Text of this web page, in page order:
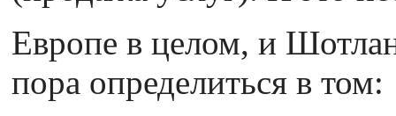
Европе в целом, и
пора определиться в том: